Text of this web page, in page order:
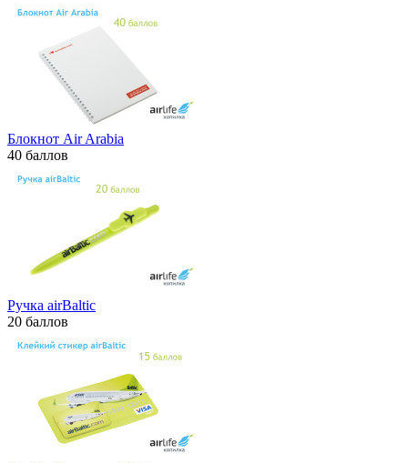
Блокнот Air Arabia
40 баллов
Ручка airBaltic
20 баллов